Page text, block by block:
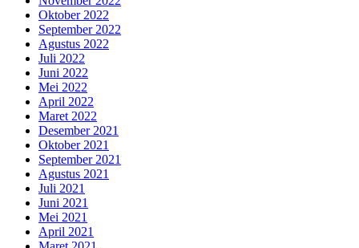
Oktober 2022
September 2022
Agustus 2022
Juli 2022
Juni 2022
Mei 2022
April 2022
Maret 2022
Desember 2021
Oktober 2021
September 2021
Agustus 2021
Juli 2021
Juni 2021
Mei 2021
April 2021